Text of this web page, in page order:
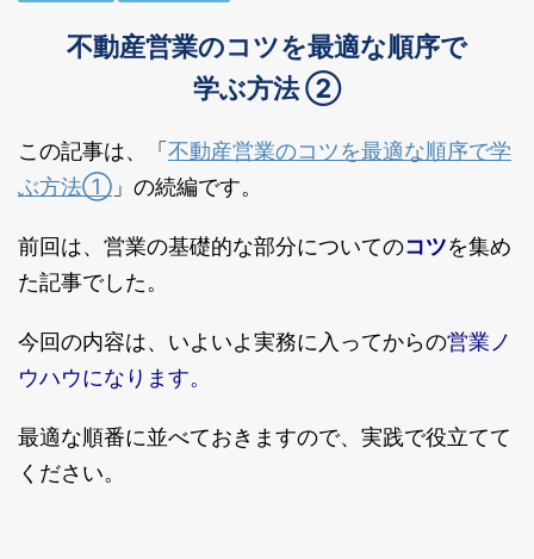
不動産営業のコツを最適な順序で
学ぶ方法 ②
この記事は、「 不動産営業のコツを最適な順序で学
ぶ方法① 」の続編です。
前回は、営業の基礎的な部分についてのコツを集め
た記事でした。
今回の内容は、いよいよ実務に入ってからの営業ノ
ウハウになります。
最適な順番に並べておきますので、実践で役立てて
ください。